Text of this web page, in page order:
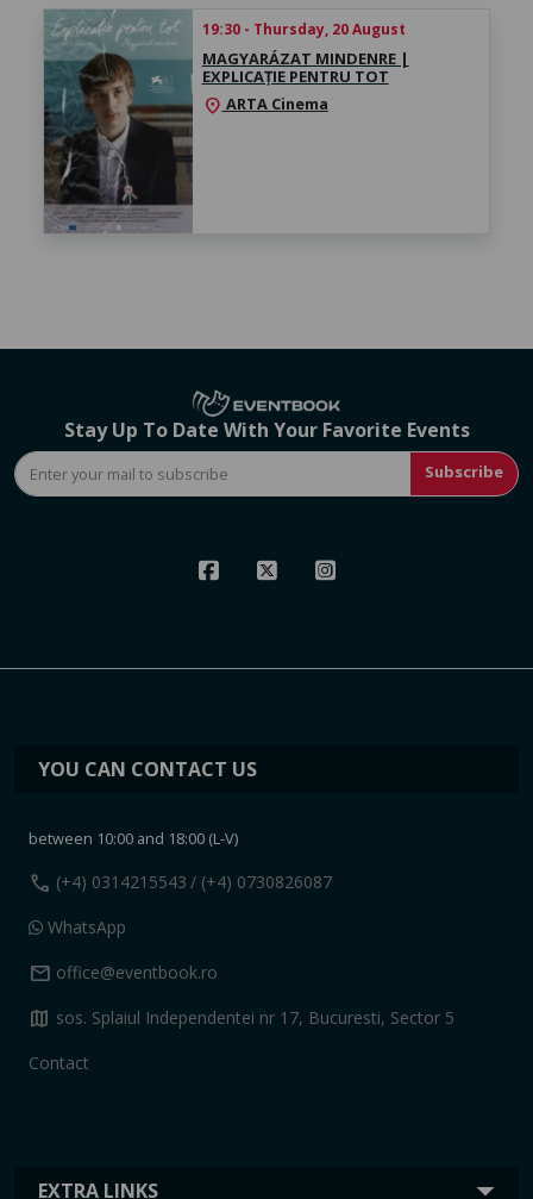
19:30 - Thursday, 20 August
MAGYARÁZAT MINDENRE |
EXPLICAȚIE PENTRU TOT
location_onARTA Cinema
Stay Up To Date With Your Favorite Events
Subscribe
EXTRA LINKS
YOU CAN CONTACT US
between 10:00 and 18:00 (L-V)
call (+4) 0314215543 / (+4) 0730826087
WhatsApp
mail office@eventbook.ro
map sos. Splaiul Independentei nr 17, Bucuresti, Sector 5
Contact